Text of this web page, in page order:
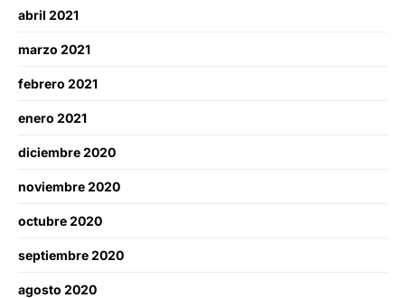
abril 2021
marzo 2021
febrero 2021
enero 2021
diciembre 2020
noviembre 2020
octubre 2020
septiembre 2020
agosto 2020